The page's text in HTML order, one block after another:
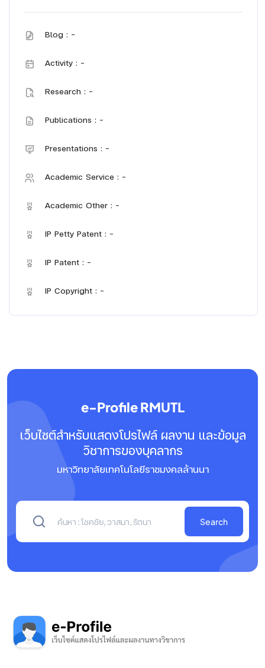
Blog : -
Activity : -
Research : -
Publications : -
Presentations : -
Academic Service : -
Academic Other : -
IP Petty Patent : -
IP Patent : -
IP Copyright : -
e-Profile RMUTL
เว็บไซต์สำหรับแสดงโปรไฟล์ ผลงาน และข้อมูล
วิชาการของบุคลากร
มหาวิทยาลัยเทคโนโลยีราชมงคลล้านนา
Search